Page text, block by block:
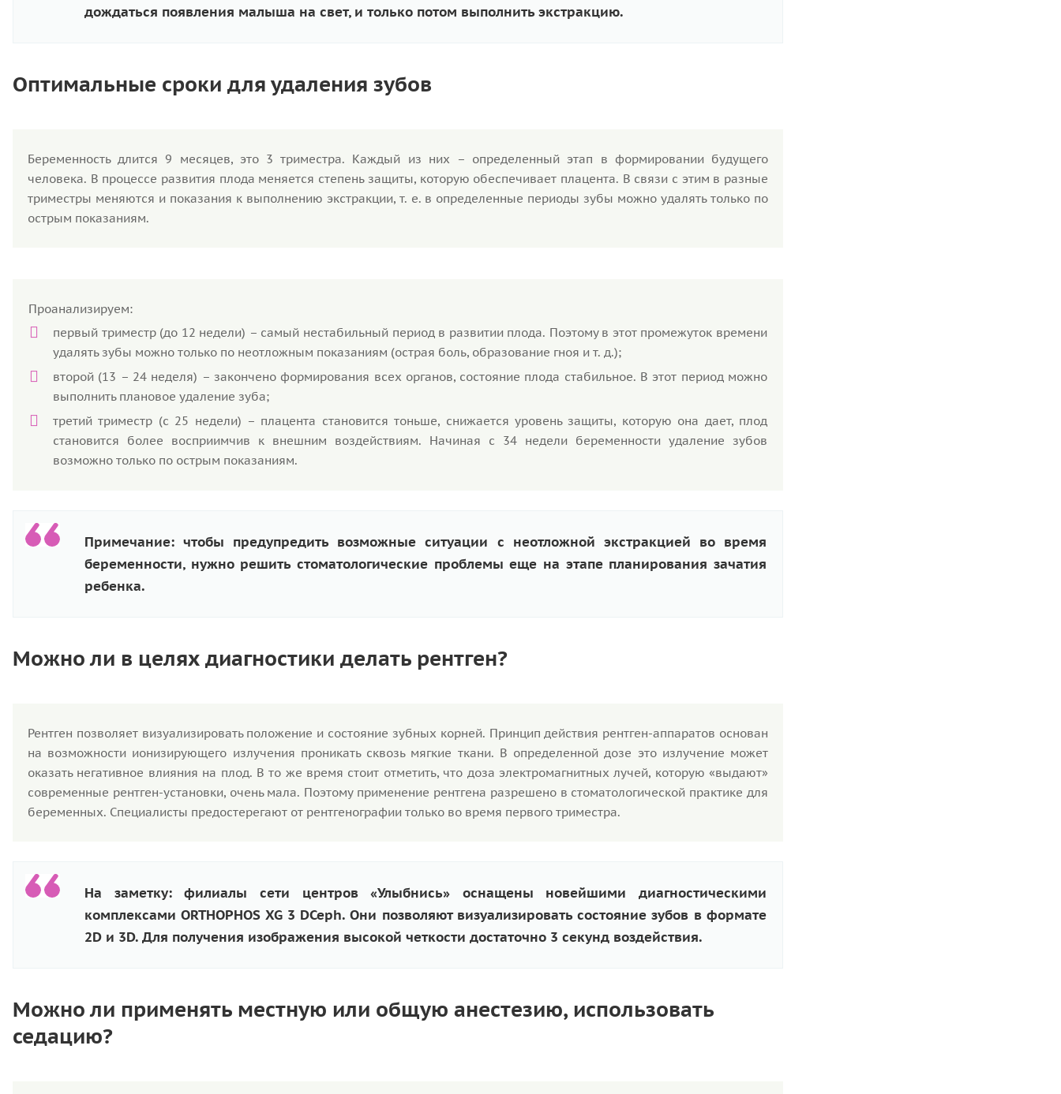
дождаться появления малыша на свет, и только потом выполнить экстракцию.
Оптимальные сроки для удаления зубов
Беременность длится 9 месяцев, это 3 триместра. Каждый из них – определенный этап в формировании будущего
человека. В процессе развития плода меняется степень защиты, которую обеспечивает плацента. В связи с этим в разные
триместры меняются и показания к выполнению экстракции, т. е. в определенные периоды зубы можно удалять только по
острым показаниям.
Проанализируем:
первый триместр (до 12 недели) – самый нестабильный период в развитии плода. Поэтому в этот промежуток времени
удалять зубы можно только по неотложным показаниям (острая боль, образование гноя и т. д.);
второй (13 – 24 неделя) – закончено формирования всех органов, состояние плода стабильное. В этот период можно
выполнить плановое удаление зуба;
третий триместр (с 25 недели) – плацента становится тоньше, снижается уровень защиты, которую она дает, плод
становится более восприимчив к внешним воздействиям. Начиная с 34 недели беременности удаление зубов
возможно только по острым показаниям.
Примечание: чтобы предупредить возможные ситуации с неотложной экстракцией во время
беременности, нужно решить стоматологические проблемы еще на этапе планирования зачатия
ребенка.
Можно ли в целях диагностики делать рентген?
Рентген позволяет визуализировать положение и состояние зубных корней. Принцип действия рентген-аппаратов основан
на возможности ионизирующего излучения проникать сквозь мягкие ткани. В определенной дозе это излучение может
оказать негативное влияния на плод. В то же время стоит отметить, что доза электромагнитных лучей, которую «выдают»
современные рентген-установки, очень мала. Поэтому применение рентгена разрешено в стоматологической практике для
беременных. Специалисты предостерегают от рентгенографии только во время первого триместра.
На заметку: филиалы сети центров «Улыбнись» оснащены новейшими диагностическими
комплексами ORTHOPHOS XG 3 DCeph. Они позволяют визуализировать состояние зубов в формате
2D и 3D. Для получения изображения высокой четкости достаточно 3 секунд воздействия.
Можно ли применять местную или общую анестезию, использовать
седацию?